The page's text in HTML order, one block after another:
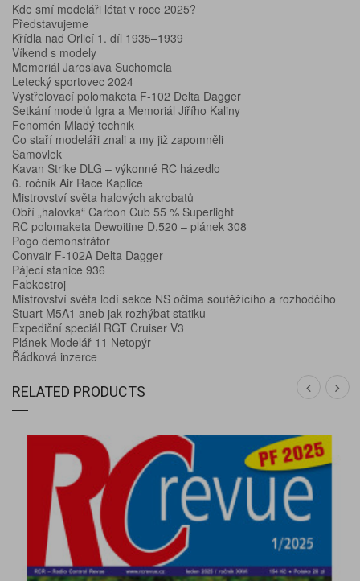
Kde smí modeláři létat v roce 2025?
Představujeme
Křídla nad Orlicí 1. díl 1935–1939
Víkend s modely
Memoriál Jaroslava Suchomela
Letecký sportovec 2024
Vystřelovací polomaketa F-102 Delta Dagger
Setkání modelů Igra a Memoriál Jiřího Kaliny
Fenomén Mladý technik
Co staří modeláři znali a my již zapomněli
Samovlek
Kavan Strike DLG – výkonné RC házedlo
6. ročník Air Race Kaplice
Mistrovství světa halových akrobatů
Obří „halovka“ Carbon Cub 55 % Superlight
RC polomaketa Dewoitine D.520 – plánek 308
Pogo demonstrátor
Convair F-102A Delta Dagger
Pájecí stanice 936
Fabkostroj
Mistrovství světa lodí sekce NS očima soutěžícího a rozhodčího
Stuart M5A1 aneb jak rozhýbat statiku
Expediční speciál RGT Cruiser V3
Plánek Modelář 11 Netopýr
Řádková inzerce
RELATED PRODUCTS